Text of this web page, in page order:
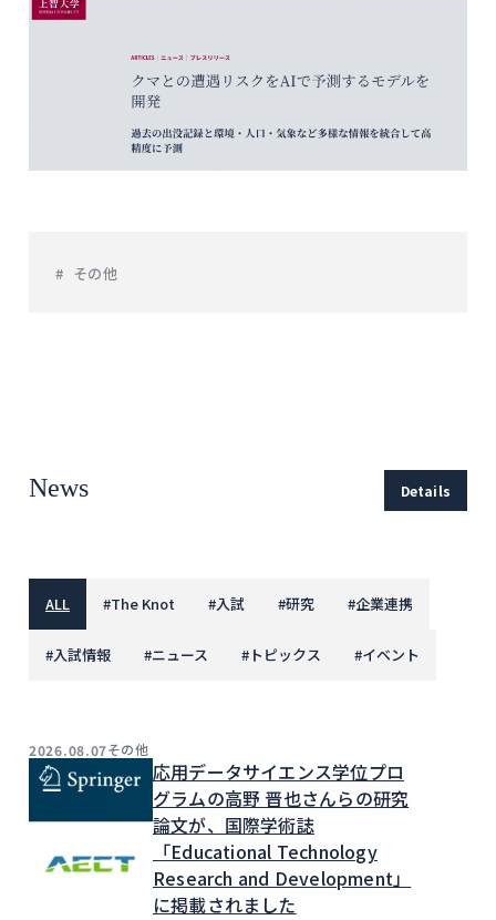
その他
News Details
ALL #The Knot #入試 #研究 #企業連携
#入試情報 #ニュース # トピックス #イベント
2026.08.07その他
応用データサイエンス学位プロ
グラムの高野 晋也さんらの研究
論文が、国際学術誌
「Educational Technology
Research and Development」
に掲載されました